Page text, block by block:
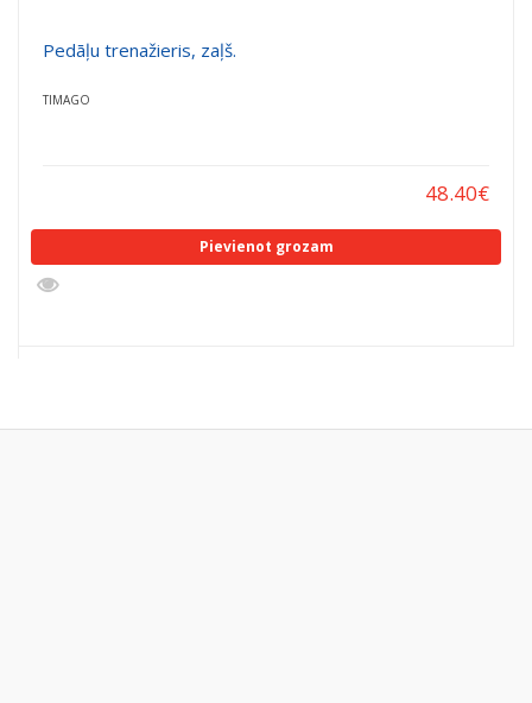
Pedāļu trenažieris, zaļš.
TIMAGO
48.40€
Pievienot grozam